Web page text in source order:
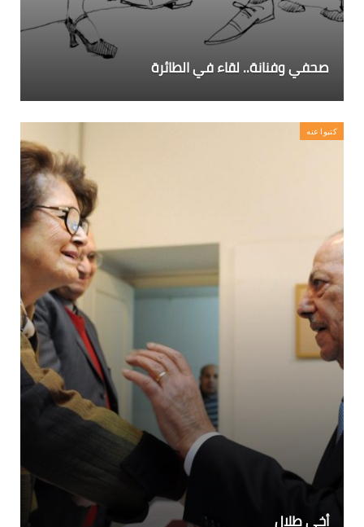
صحفي وفنانة.. لقاء في الطائرة
كتبوا عنه
أخي طلال